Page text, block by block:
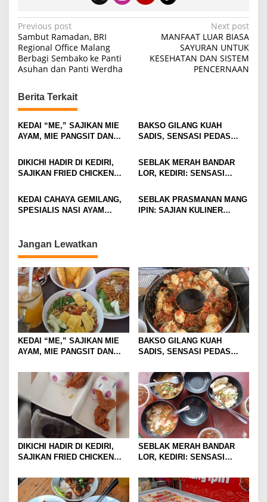
P
o
s
n
a
v
g
a
t
i
n
Previous post
Sambut Ramadan, BRI
Regional Office Malang
Berbagi Sembako ke Panti
Asuhan dan Panti Werdha
Next post
MANFAAT LUAR BIASA
SAYURAN UNTUK
KESEHATAN DAN SISTEM
PENCERNAAN
Berita Terkait
KEDAI “ME,” SAJIKAN MIE
AYAM, MIE PANGSIT DAN
SAJA
BAKSO GILANG KUAH
SADIS, SENSASI PEDAS
GORENG USUS CRISPY
IKONIKNYA
DIKICHI HADIR DI KEDIRI,
SAJIKAN FRIED CHICKEN
SEBLAK MERAH BANDAR
LOR, KEDIRI: SENSASI
HARGA TERJANGKAU
KEDAI CAHAYA GEMILANG,
SPESIALIS NASI AYAM
SEBLAK PRASMANAN MANG
IPIN: SAJIAN KULINER
Jangan Lewatkan
KEDAI “ME,” SAJIKAN MIE
AYAM, MIE PANGSIT DAN
SAJA
BAKSO GILANG KUAH
SADIS, SENSASI PEDAS
GORENG USUS CRISPY
IKONIKNYA
DIKICHI HADIR DI KEDIRI,
SAJIKAN FRIED CHICKEN
SEBLAK MERAH BANDAR
LOR, KEDIRI: SENSASI
HARGA TERJANGKAU